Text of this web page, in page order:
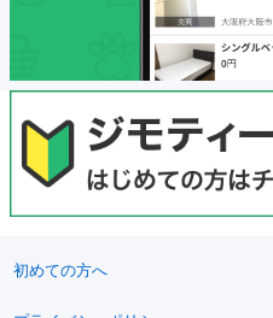
初めての方へ